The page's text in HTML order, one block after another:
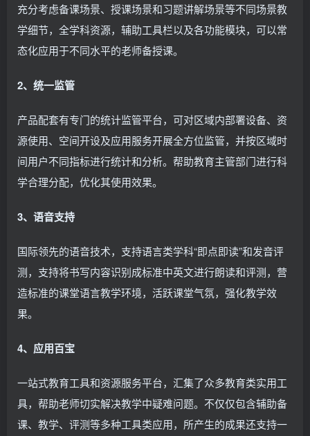
充分考虑备课场景、授课场景和习题讲解场景等不同场景教
学细节，全学科资源，辅助工具栏以及各功能模块，可以常
态化应用于不同水平的老师备授课。
2、统一监管
产品配套有专门的统计监管平台，可对区域内部署设备、资
源使用、空间开设及应用服务开展全方位监管，并按区域时
间用户不同指标进行统计和分析。帮助教育主管部门进行科
学合理分配，优化其使用效果。
3、语音支持
国际领先的语音技术，支持语言类学科“即点即读”和发音评
测，支持将书写内容识别成标准中英文进行朗读和评测，营
造标准的课堂语言教学环境，活跃课堂气氛，强化教学效
果。
4、应用百宝
一站式教育工具和资源服务平台，汇集了众多教育类实用工
具，帮助老师切实解决教学中疑难问题。不仅仅包含辅助备
课、教学、评测等多种工具类应用，所产生的成果还支持一